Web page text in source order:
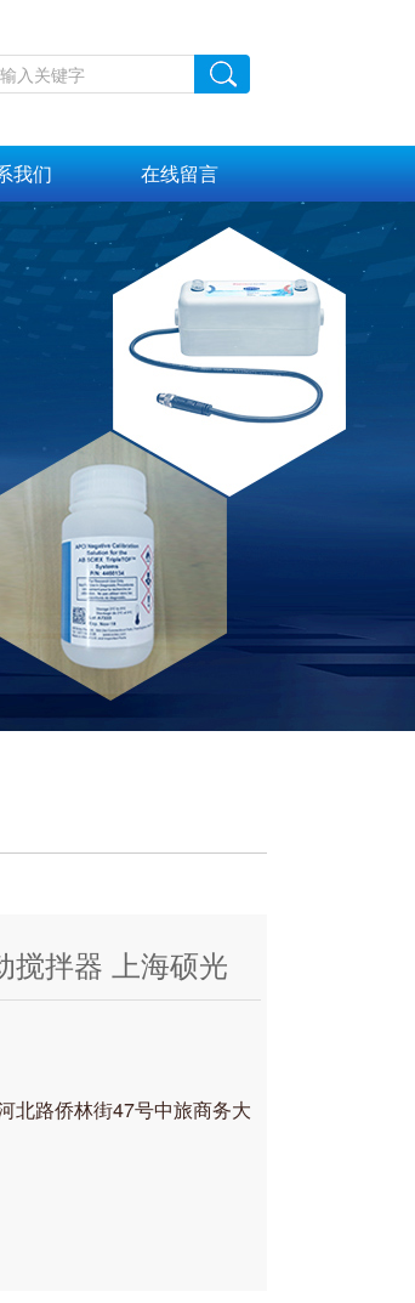
我们 在线留言
搅拌器 上海硕光
北路侨林街47号中旅商务大